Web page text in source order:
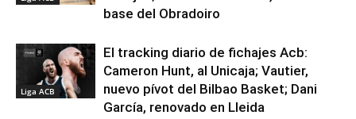
base del Obradoiro
Liga ACB
El tracking diario de fichajes Acb:
Cameron Hunt, al Unicaja; Vautier,
nuevo pívot del Bilbao Basket; Dani
García, renovado en Lleida